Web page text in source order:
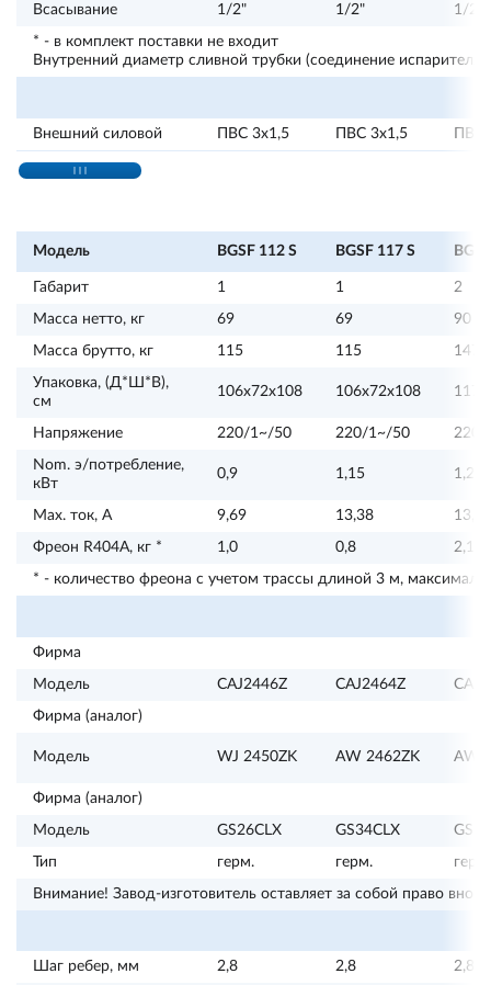
Всасывание 1/2" 1/2" 1/2"
* - в комплект поставки не входит
Внутренний диаметр сливной трубки (соединение
Внешний силовой ПВС 3х1,5 ПВС 3х1,5 ПВС
Модель BGSF 112 S BGSF 117 S
Габарит 1 1 2
Масса нетто, кг 69 69 90
Масса брутто, кг 115 115 147
Упаковка, (Д*Ш*В),
см
106х72х108 106х72х108
Напряжение 220/1~/50 220/1~/50 220/
Nom. э/потребление,
кВт
0,9 1,15 1,2
Max. ток, А 9,69 13,38 13,62
Фреон R404А, кг * 1,0 0,8 2,1
* - количество фреона с учетом трассы длиной 3 м,
Фирма
Модель CAJ2446Z CAJ2464Z
Фирма (аналог)
Модель WJ 2450ZK AW 2462ZK AW
Фирма (аналог)
Модель GS26CLX GS34CLX
Тип герм. герм. герм.
Внимание! Завод-изготовитель оставляет за собой право
Шаг ребер, мм 2,8 2,8 2,8